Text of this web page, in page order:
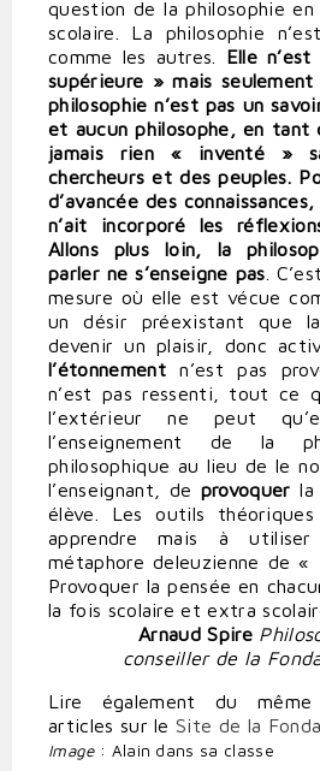
question de la philosophie
scolaire. La philosophie
comme les autres.
Elle
supérieure » mais
philosophie n’est pas un
et aucun philosophe, en tant
jamais rien « inventé »
chercheurs et des peuples.
d’avancée des
n’ait incorporé les
Allons plus loin, la
parler ne s’enseigne pas .
mesure où elle est vécue
un désir préexistant que
devenir un plaisir, donc
l’étonnementn’est pas
n’est pas ressenti, tout ce
l’extérieur ne peut
l’enseignement de la
philosophique au lieu de le
l’enseignant, de provoquer la
élève. Les outils
apprendre mais à
métaphore deleuzienne de «
Provoquer la pensée en
la fois scolaire et extra
Arnaud Spire
conseiller de la
Lire également du
articles sur leSite de la
Image: Alain dans sa classe